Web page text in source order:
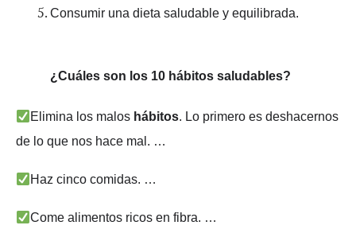
Consumir una dieta saludable y equilibrada.
¿Cuáles son los 10 hábitos saludables?
Elimina los malos hábitos. Lo primero es deshacernos
de lo que nos hace mal. …
Haz cinco comidas. …
Come alimentos ricos en fibra. …